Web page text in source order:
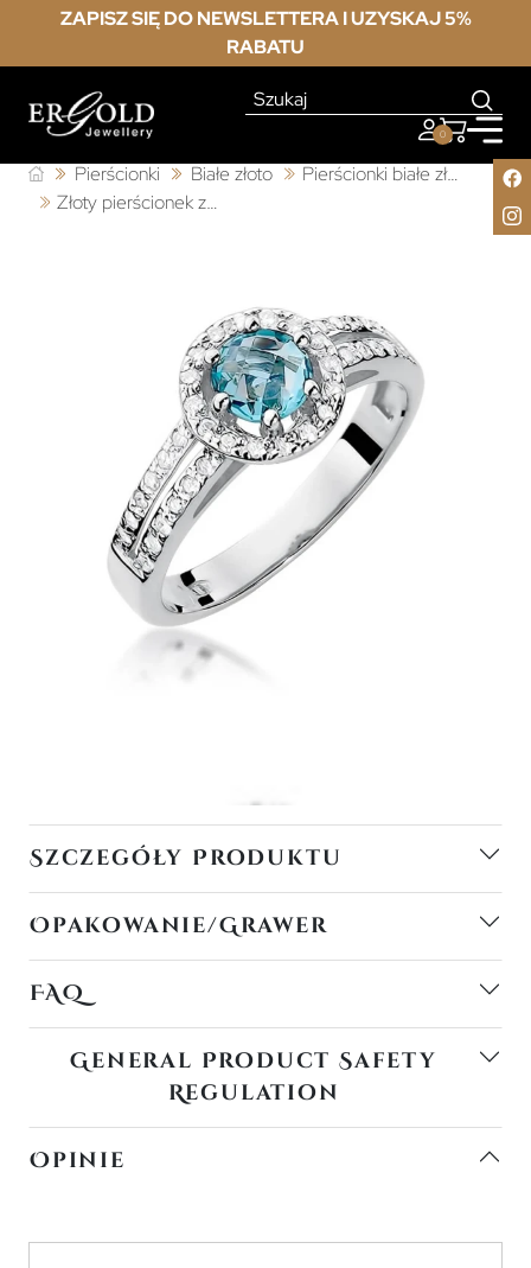
ZAPISZ SIĘ DO NEWSLETTERA I UZYSKAJ 5%
RABATU
0
Pierścionki Białe złoto
Pierścionki białe złoto z topazem
Złoty pierścionek z topazem białe złoto 0,50ct
Szczegóły Produktu
Opakowanie/Grawer
FAQ
General Product Safety
Regulation
Opinie